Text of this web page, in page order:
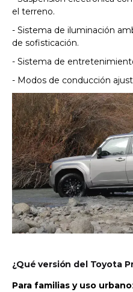
el terreno.
- Sistema de iluminación
de sofisticación.
- Sistema de
- Modos de conducción
¿Qué versión del Toyota
Para familias y uso urbano